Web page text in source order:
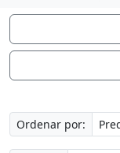
Ordenar por: